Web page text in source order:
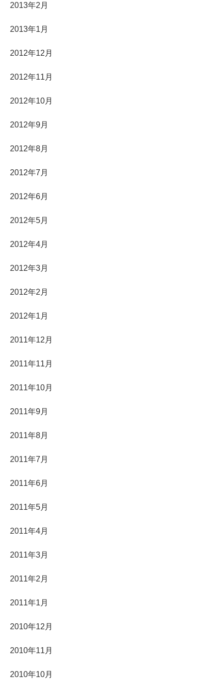
2013年2月
2013年1月
2012年12月
2012年11月
2012年10月
2012年9月
2012年8月
2012年7月
2012年6月
2012年5月
2012年4月
2012年3月
2012年2月
2012年1月
2011年12月
2011年11月
2011年10月
2011年9月
2011年8月
2011年7月
2011年6月
2011年5月
2011年4月
2011年3月
2011年2月
2011年1月
2010年12月
2010年11月
2010年10月